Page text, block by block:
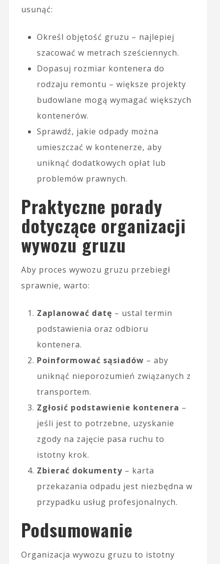
usunąć:
Określ objętość gruzu – najlepiej
szacować w metrach sześciennych.
Dopasuj rozmiar kontenera do
rodzaju remontu – większe projekty
budowlane mogą wymagać większych
kontenerów.
Sprawdź, jakie odpady można
umieszczać w kontenerze, aby
uniknąć dodatkowych opłat lub
problemów prawnych.
Praktyczne porady
dotyczące organizacji
wywozu gruzu
Aby proces wywozu gruzu przebiegł
sprawnie, warto:
Zaplanować datę – ustal termin
podstawienia oraz odbioru
kontenera.
Poinformować sąsiadów – aby
uniknąć nieporozumień związanych z
transportem.
Zgłosić podstawienie kontenera –
jeśli jest to potrzebne, uzyskanie
zgody na zajęcie pasa ruchu to
istotny krok.
Zbierać dokumenty– karta
przekazania odpadu jest niezbędna w
przypadku usług profesjonalnych.
Podsumowanie
Organizacja wywozu gruzu to istotny